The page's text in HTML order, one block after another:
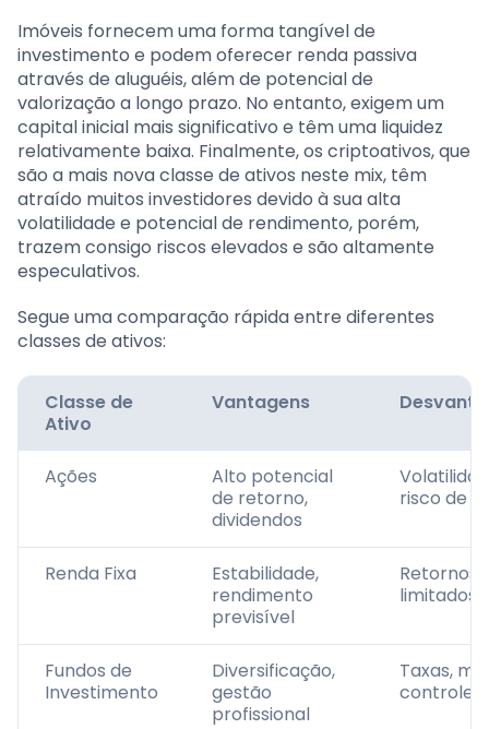
Imóveis fornecem uma forma tangível de
investimento e podem oferecer renda passiva
através de aluguéis, além de potencial de
valorização a longo prazo. No entanto, exigem um
capital inicial mais significativo e têm uma liquidez
relativamente baixa. Finalmente, os criptoativos, que
são a mais nova classe de ativos neste mix, têm
atraído muitos investidores devido à sua alta
volatilidade e potencial de rendimento, porém,
trazem consigo riscos elevados e são altamente
especulativos.
Segue uma comparação rápida entre diferentes
classes de ativos:
Classe de
Ativo
Vantagens
Ações
Alto potencial
de retorno,
dividendos
risco de
Renda Fixa
Estabilidade,
rendimento
previsível
Retornos
limitados
Fundos de
Investimento
Diversificação,
gestão
profissional
Taxas,
controle